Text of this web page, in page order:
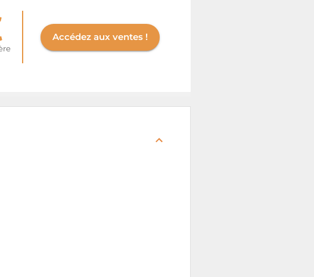
Accédez aux ventes !